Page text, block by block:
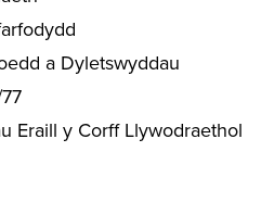
a Dyletswyddau
Eraill y Corff Llywodraethol